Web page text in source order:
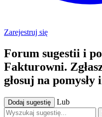
Zarejestruj się
Forum sugestii i
Fakturowni.
głosuj na
Dodaj sugestię Lub